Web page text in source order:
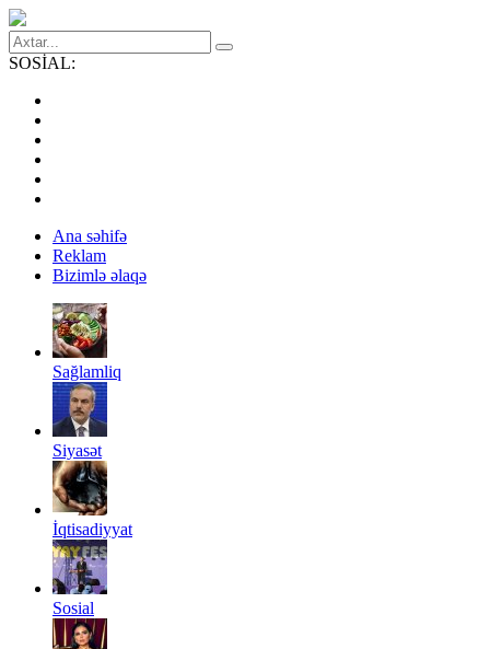
SOSİAL:
Ana səhifə
Reklam
Bizimlə əlaqə
Sağlamliq
Siyasət
İqtisadiyyat
Sosial